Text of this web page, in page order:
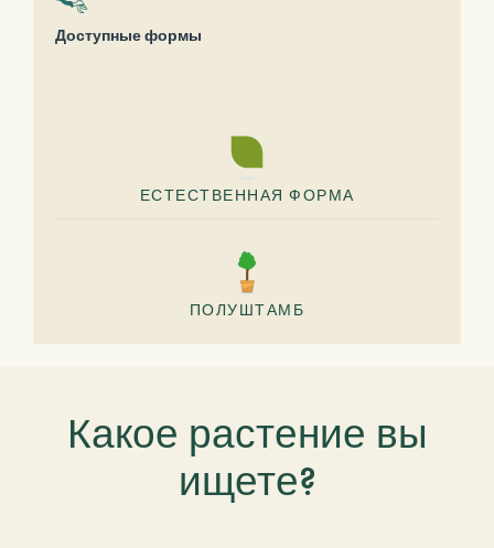
Доступные формы
ЕСТЕСТВЕННАЯ ФОРМА
ПОЛУШТАМБ
Какое растение вы
ищете?